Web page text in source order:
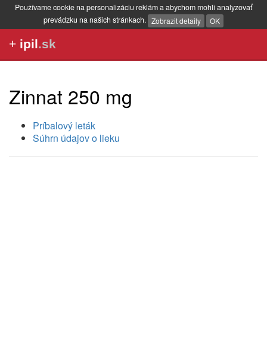
Používame cookie na personalizáciu reklám a abychom mohli analyzovať
prevádzku na našich stránkach. Zobrazit detaily OK
+ ipil.sk
Zinnat 250 mg
Príbalový leták
Súhrn údajov o lieku